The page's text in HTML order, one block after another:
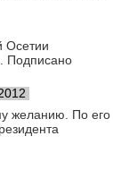
Осетии
Подписано
желанию. По его